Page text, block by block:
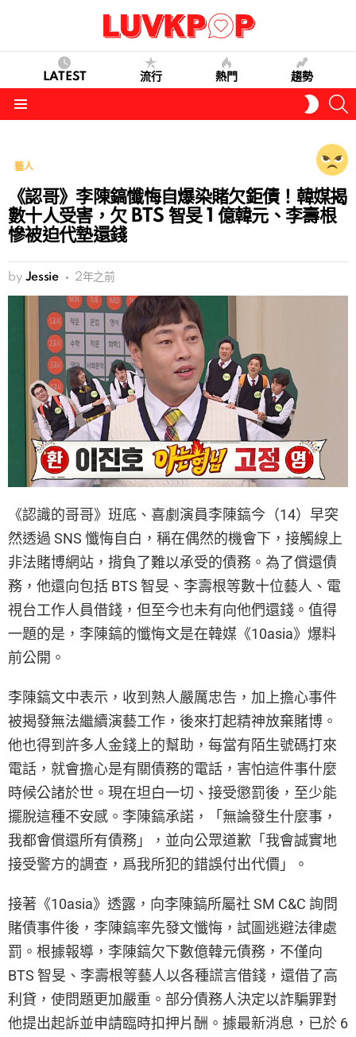
LATEST 流行 熱門 趨勢
SKIN
藝人
《認哥》李陳鎬懺悔自爆染賭欠鉅債！韓媒揭
數十人受害，欠 BTS 智旻 1 億韓元、李壽根
慘被迫代墊還錢
by Jessie 2年之前
《認識的哥哥》班底、喜劇演員李陳鎬今（14）早突
然透過 SNS 懺悔自白，稱在偶然的機會下，接觸線上
非法賭博網站，揹負了難以承受的債務。為了償還債
務，他還向包括 BTS 智旻、李壽根等數十位藝人、電
視台工作人員借錢，但至今也未有向他們還錢。值得
一題的是，李陳鎬的懺悔文是在韓媒《10asia》爆料
前公開。
李陳鎬文中表示，收到熟人嚴厲忠告，加上擔心事件
被揭發無法繼續演藝工作，後來打起精神放棄賭博。
他也得到許多人金錢上的幫助，每當有陌生號碼打來
電話，就會擔心是有關債務的電話，害怕這件事什麼
時候公諸於世。現在坦白一切、接受懲罰後，至少能
擺脫這種不安感。李陳鎬承諾，「無論發生什麼事，
我都會償還所有債務」，並向公眾道歉「我會誠實地
接受警方的調查，爲我所犯的錯誤付出代價」。
接著《10asia》透露，向李陳鎬所屬社 SM C&C 詢問
賭債事件後，李陳鎬率先發文懺悔，試圖逃避法律處
罰。根據報導，李陳鎬欠下數億韓元債務，不僅向
BTS 智旻、李壽根等藝人以各種謊言借錢，還借了高
利貸，使問題更加嚴重。部分債務人決定以詐騙罪對
他提出起訴並申請臨時扣押片酬。據最新消息，已於 6